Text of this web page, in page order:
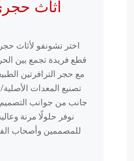
أثاث
اختر تشونفو لأثاث
قطع فريدة تجمع بين
مع حجر الترافرتين
تصنيع المعدات
جانب من جوانب التصميم،
للمصممين وأصحاب